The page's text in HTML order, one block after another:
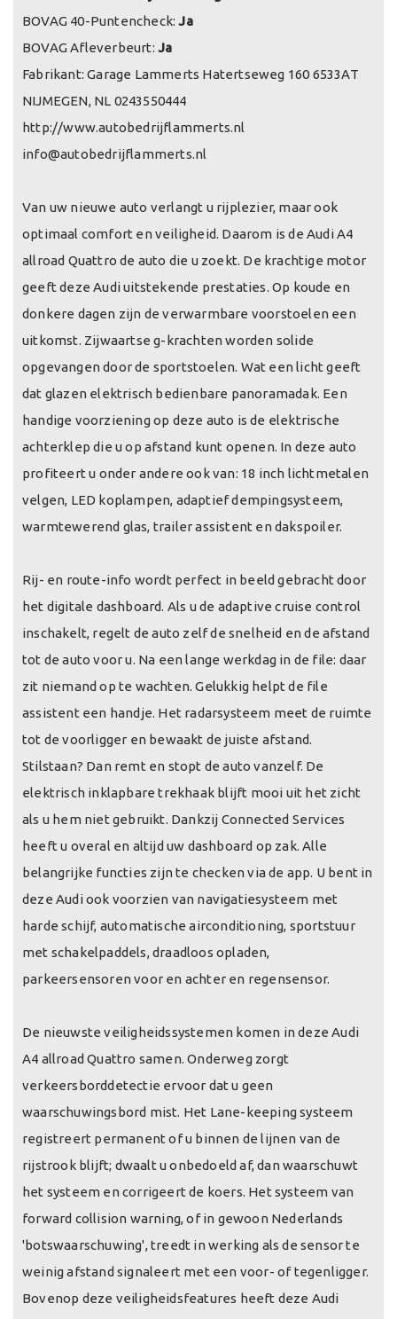
BOVAG 40-Puntencheck:Ja
BOVAG Afleverbeurt: Ja
Fabrikant: Garage Lammerts Hatertseweg 160 6533AT
NIJMEGEN, NL 0243550444
http://www.autobedrijflammerts.nl
info@autobedrijflammerts.nl
Van uw nieuwe auto verlangt u rijplezier, maar ook
optimaal comfort en veiligheid. Daarom is de Audi A4
allroad Quattro de auto die u zoekt. De krachtige motor
geeft deze Audi uitstekende prestaties. Op koude en
donkere dagen zijn de verwarmbare voorstoelen een
uitkomst. Zijwaartse g-krachten worden solide
opgevangen door de sportstoelen. Wat een licht geeft
dat glazen elektrisch bedienbare panoramadak. Een
handige voorziening op deze auto is de elektrische
achterklep die u op afstand kunt openen. In deze auto
profiteert u onder andere ook van: 18 inch lichtmetalen
velgen, LED koplampen, adaptief dempingsysteem,
warmtewerend glas, trailer assistent en dakspoiler.
Rij- en route-info wordt perfect in beeld gebracht door
het digitale dashboard. Als u de adaptive cruise control
inschakelt, regelt de auto zelf de snelheid en de afstand
tot de auto voor u. Na een lange werkdag in de file: daar
zit niemand op te wachten. Gelukkig helpt de file
assistent een handje. Het radarsysteem meet de ruimte
tot de voorligger en bewaakt de juiste afstand.
Stilstaan? Dan remt en stopt de auto vanzelf. De
elektrisch inklapbare trekhaak blijft mooi uit het zicht
als u hem niet gebruikt. Dankzij Connected Services
heeft u overal en altijd uw dashboard op zak. Alle
belangrijke functies zijn te checken via de app. U bent in
deze Audi ook voorzien van navigatiesysteem met
harde schijf, automatische airconditioning, sportstuur
met schakelpaddels, draadloos opladen,
parkeersensoren voor en achter en regensensor.
De nieuwste veiligheidssystemen komen in deze Audi
A4 allroad Quattro samen. Onderweg zorgt
verkeersborddetectie ervoor dat u geen
waarschuwingsbord mist. Het Lane-keeping systeem
registreert permanent of u binnen de lijnen van de
rijstrook blijft; dwaalt u onbedoeld af, dan waarschuwt
het systeem en corrigeert de koers. Het systeem van
forward collision warning, of in gewoon Nederlands
'botswaarschuwing', treedt in werking als de sensor te
weinig afstand signaleert met een voor- of tegenligger.
Bovenop deze veiligheidsfeatures heeft deze Audi